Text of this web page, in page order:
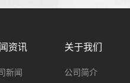
资讯
新闻
关于我们
公司简介